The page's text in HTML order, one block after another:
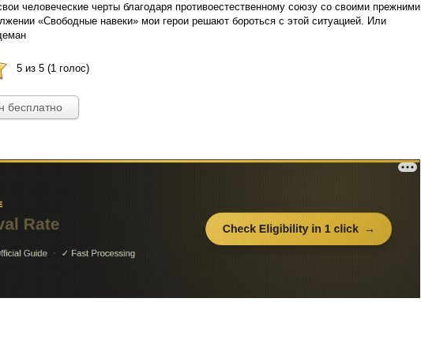
человеческие черты благодаря противоестественному союзу со своими прежними
«Свободные навеки» мои герои решают бороться с этой ситуацией. Или
5 из 5 (1 голос)
бесплатно